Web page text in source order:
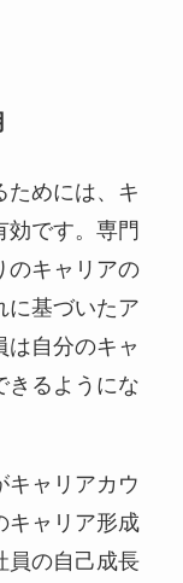
ためには、キ
効です。専門
のキャリアの
に基づいたア
は自分のキャ
きるようにな
キャリアカウ
キャリア形成
員の自己成長